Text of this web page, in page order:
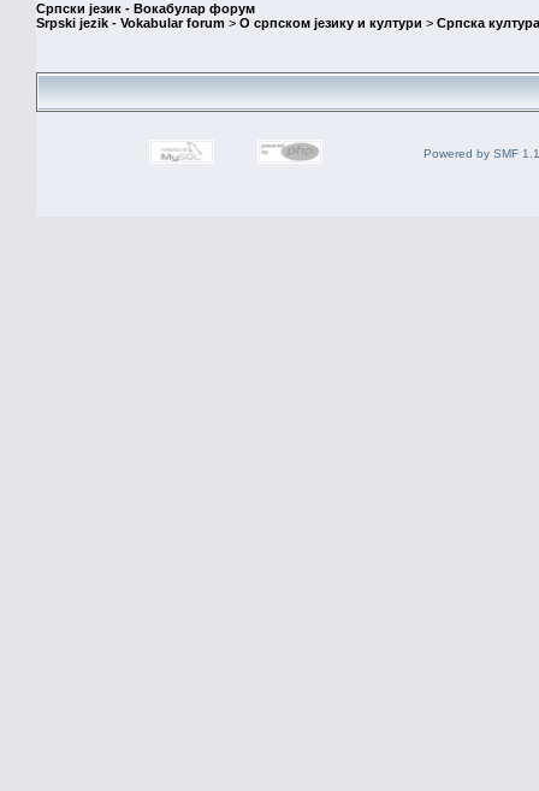
Српски језик - Вокабулар форум
Srpski jezik - Vokabular forum > О српском језику и култури > Српска
Powered by SMF